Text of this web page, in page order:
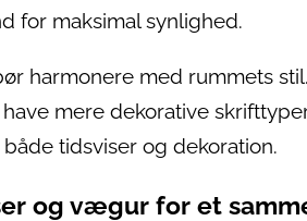
for maksimal synlighed.
harmonere med rummets
mere dekorative
tidsviser og dekoration.
og vægur for et